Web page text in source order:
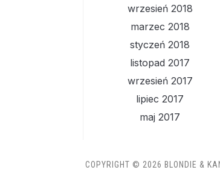
wrzesień 2018
marzec 2018
styczeń 2018
listopad 2017
wrzesień 2017
lipiec 2017
maj 2017
COPYRIGHT © 2026 BLONDIE &